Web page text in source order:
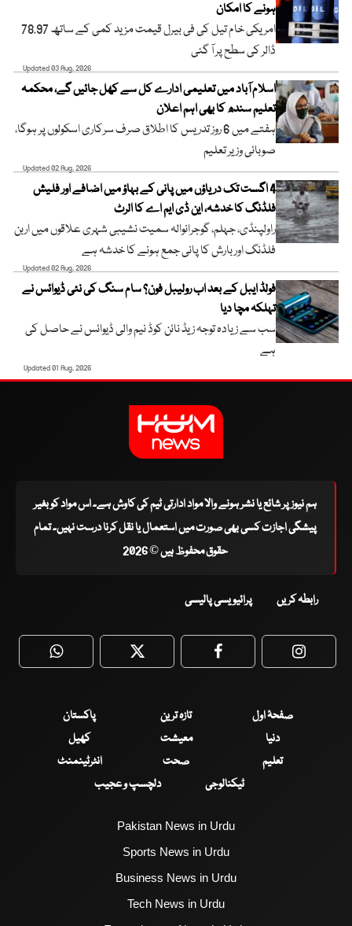
ہونے کا امکان
امریکی خام تیل کی فی بیرل قیمت مزید کمی کے ساتھ 78.97
ڈالر کی سطح پر آ گئی
Updated 03 Aug, 2026
اسلام آباد میں تعلیمی ادارے کل سے کھل جائیں گے، محکمہ
تعلیم سندھ کا بھی اہم اعلان
ہفتے میں 6 روز تدریس کا اطلاق صرف سرکاری اسکولوں پر ہوگا،
صوبائی وزیر تعلیم
Updated 02 Aug, 2026
4 اگست تک دریاؤں میں پانی کے بہاؤ میں اضافے اور فلیش
فلڈنگ کا خدشہ، این ڈی ایم اے کا الرٹ
راولپنڈی، جہلم، گوجرانوالہ سمیت نشیبی شہری علاقوں میں اربن
فلڈنگ اور بارش کا پانی جمع ہونے کا خدشہ ہے
Updated 02 Aug, 2026
فولڈ ایبل کے بعد اب رولیبل فون؟ سام سنگ کی نئی ڈیوائس نے
تہلکہ مچا دیا
سب سے زیادہ توجہ زیڈ نائن کوڈ نیم والی ڈیوائس نے حاصل کی
ہے
Updated 01 Aug, 2026
ہم نیوز پر شائع یا نشر ہونے والا مواد ادارتی ٹیم کی کاوش ہے۔ اس مواد کو بغیر
پیشگی اجازت کسی بھی صورت میں استعمال یا نقل کرنا درست نہیں۔ تمام
حقوق محفوظ ہیں © 2026
رابطہ کریں پرائیویسی پالیسی
WhatsApp Twitter Facebook
صفحۂ اول تازہ ترین
پاکستان
دنیا
معیشت
کھیل
تعلیم
صحت
انٹرٹینمنٹ
ٹیکنالوجی
دلچسپ و عجیب
Pakistan News in Urdu
Sports News in Urdu
Business News in Urdu
Tech News in Urdu